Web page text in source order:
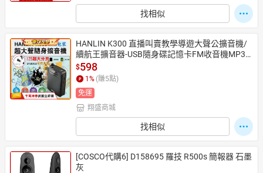
找相似
HANLIN K300 直播叫賣教學導遊大聲公擴音機/
續航王擴音器-USB隨身碟記憶卡FM收音機MP3
音響喇叭-附麥克風【APP享4%回饋】
$598
1 % (賺5點)
免運
翔盛商城
找相似
[COSCO代購6] D158695 羅技 R500s 簡報器 石墨
灰